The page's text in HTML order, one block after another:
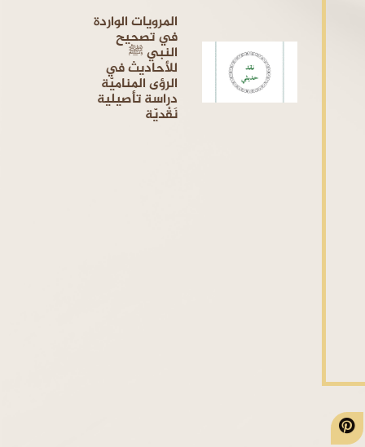
المرويات الواردة
في تصحيح
النبي ﷺ
للأحاديث في
الرؤى المناميّة
دراسة تأصيلية
نَقْديّة